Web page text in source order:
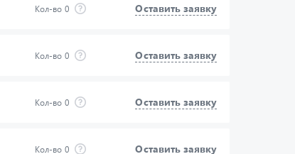
Кол-во 0 Оставить заявку
Кол-во 0 Оставить заявку
Кол-во 0 Оставить заявку
Кол-во 0 Оставить заявку